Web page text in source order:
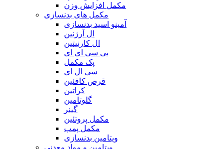
مکمل افزایش وزن
مکمل های بدنسازی
آمینو اسید بدنسازی
ال آرژنین
ال کارنیتین
بی سی ای ای
پک مکمل
سی ال ای
قرص کافئین
کراتین
گلوتامین
گینر
مکمل پروتئین
مکمل پمپ
ویتامین بدنسازی